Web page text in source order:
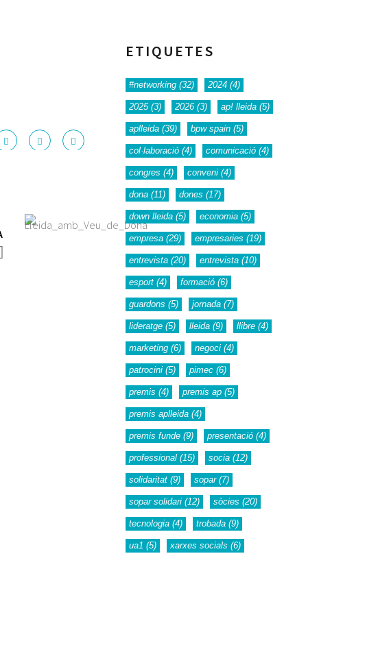
ETIQUETES
#networking (32) 2024 (4)
2025(3) 2026 (3) ap! lleida (5)
aplleida (39) bpw spain (5)
col·laboració (4) comunicació (4)
congres (4) conveni (4)
dona (11) dones (17)
down lleida (5) economia (5)
empresa (29) empresaries (19)
entrevista (20) entrevista (10)
esport (4) formació (6)
guardons (5) jornada (7)
lideratge (5) lleida (9) llibre (4)
marketing (6) negoci (4)
patrocini (5) pimec (6)
premis (4) premis ap (5)
premis aplleida (4)
premis funde (9) presentació (4)
professional (15) socia (12)
solidaritat (9) sopar(7)
sopar solidari (12) sòcies (20)
tecnologia (4) trobada (9)
ua1 (5) xarxes socials (6)